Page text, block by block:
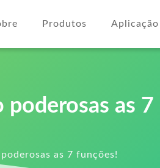
Produtos Aplicação
poderosas as 7
as 7 funções!